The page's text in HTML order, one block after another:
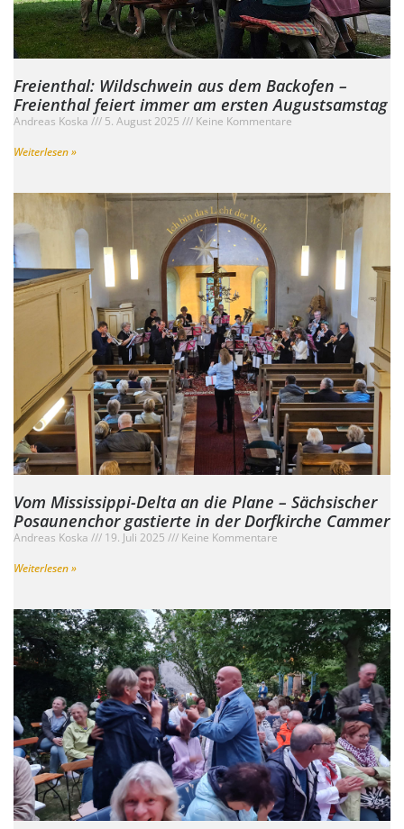
Freienthal: Wildschwein aus dem Backofen –
Freienthal feiert immer am ersten Augustsamstag
Andreas Koska 5. August 2025
Keine Kommentare
Weiterlesen »
Vom Mississippi-Delta an die Plane – Sächsischer
Posaunenchor gastierte in der Dorfkirche Cammer
Andreas Koska 19. Juli 2025
Keine Kommentare
Weiterlesen »